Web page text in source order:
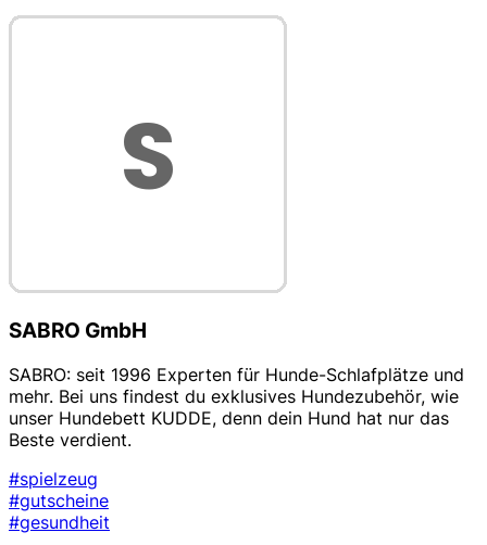
SABRO GmbH
SABRO: seit 1996 Experten für Hunde-Schlafplätze und
mehr. Bei uns findest du exklusives Hundezubehör, wie
unser Hundebett KUDDE, denn dein Hund hat nur das
Beste verdient.
#spielzeug
#gutscheine
#gesundheit